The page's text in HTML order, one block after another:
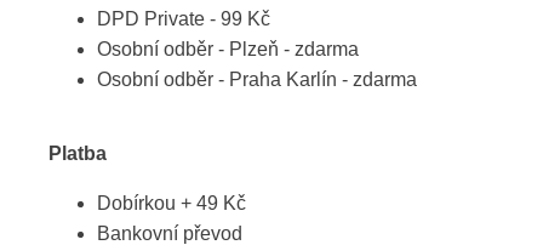
DPD Private - 99 Kč
Osobní odběr - Plzeň - zdarma
Osobní odběr - Praha Karlín - zdarma
Platba
Dobírkou + 49 Kč
Bankovní převod